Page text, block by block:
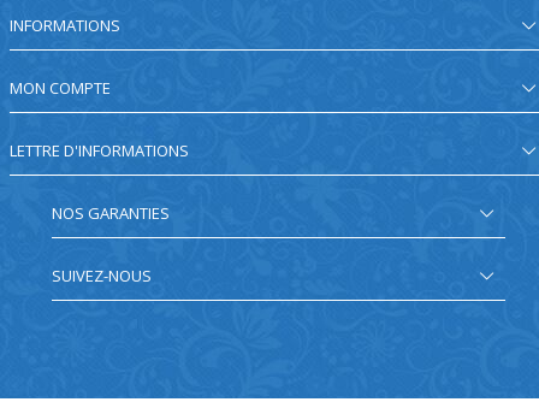
INFORMATIONS
MON COMPTE
LETTRE D'INFORMATIONS
NOS GARANTIES
SUIVEZ-NOUS